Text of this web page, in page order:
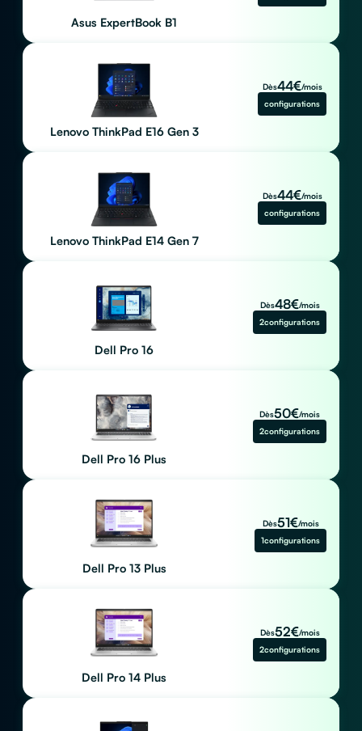
Asus ExpertBook B1
Lenovo ThinkPad E16 Gen 3
Dès44€/mois
configurations
Lenovo ThinkPad E14 Gen 7
Dès44€/mois
configurations
Dell Pro 16
Dès48€/mois
2configurations
Dell Pro 16 Plus
Dès50€/mois
2configurations
Dell Pro 13 Plus
Dès51€/mois
1configurations
Dell Pro 14 Plus
Dès52€/mois
2configurations